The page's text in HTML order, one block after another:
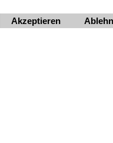
+4369910554131
Akzeptieren